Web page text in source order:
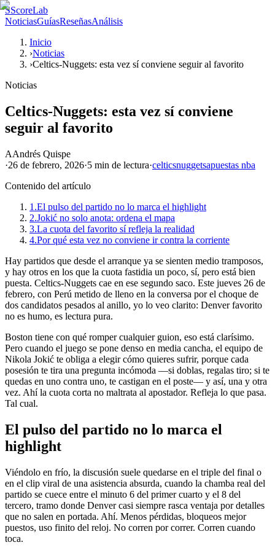
SScoreLab
NoticiasGuíasReseñasAnálisis
Inicio
›Noticias
›Celtics-Nuggets: esta vez sí conviene seguir al favorito
Noticias
Celtics-Nuggets: esta vez sí conviene
seguir al favorito
AAndrés Quispe
·26 de febrero, 2026·5 min de lectura·celticsnuggetsapuestas nba
Contenido del artículo
1.El pulso del partido no lo marca el highlight
2.Jokić no solo anota: ordena el mapa
3.La cuota del favorito sí refleja la realidad
4.Por qué esta vez no conviene ir contra la corriente
Hay partidos que desde el arranque ya se sienten medio tramposos,
y hay otros en los que la cuota fastidia un poco, sí, pero está bien
puesta. Celtics-Nuggets cae en ese segundo saco. Este jueves 26 de
febrero, con Perú metido de lleno en la conversa por el choque de
dos candidatos pesados al anillo, yo lo veo clarito: Denver favorito
no es humo, es lectura pura.
Boston tiene con qué romper cualquier guion, eso está clarísimo.
Pero cuando el juego se pone denso en media cancha, el equipo de
Nikola Jokić te obliga a elegir cómo quieres sufrir, porque cada
posesión te tira una pregunta incómoda —si doblas, regalas tiro; si te
quedas en uno contra uno, te castigan en el poste— y así, una y otra
vez. Ahí la cuota corta no maltrata al apostador. Refleja lo que pasa.
Tal cual.
El pulso del partido no lo marca el
highlight
Viéndolo en frío, la discusión suele quedarse en el triple del final o
en el clip viral de una asistencia absurda, cuando la chamba real del
partido se cuece entre el minuto 6 del primer cuarto y el 8 del
tercero, tramo donde Denver casi siempre rasca ventaja por detalles
que no salen en portada. Ahí. Menos pérdidas, bloqueos mejor
puestos, uso finito del reloj. No corren por correr. Corren cuando
toca.